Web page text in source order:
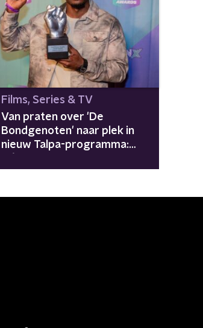
Films, Series & TV
Van praten over 'De
Bondgenoten' naar plek in
nieuw Talpa-programma:
lukken